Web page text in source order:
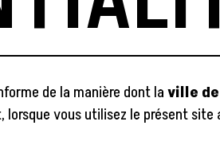
de la manière dont laville de
vous utilisez le présent site